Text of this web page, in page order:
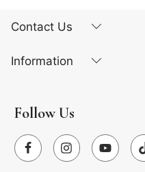
Contact Us
Information
Follow Us